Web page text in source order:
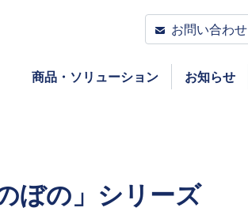
お問い合わせ
商品・ソリューション お知らせ
ぼの」シリーズ